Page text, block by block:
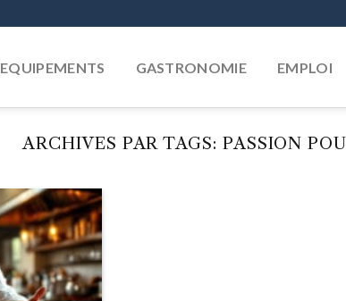
EQUIPEMENTS GASTRONOMIE EMPLOI
ARCHIVES PAR TAGS: PASSION